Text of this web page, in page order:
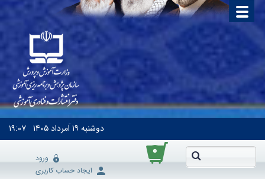
دوشنبه ۱۹ اَمرداد ۱۴۰۵ ۱۹:۰۷
۰
ورود
ایجاد حساب کاربری